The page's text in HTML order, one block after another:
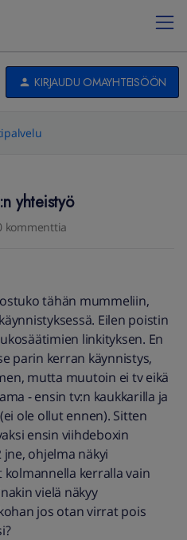
KIRJAUDU OMAYHTEISÖÖN
yhteistyö
kommenttia
tähän mummeliin,
Eilen poistin
linkityksen. En
parin kerran käynnistys,
mutta muutoin ei tv eikä
- ensin tv:n kaukkarilla ja
ole ollut ennen). Sitten
ensin viihdeboxin
ohjelma näkyi
kerralla vain
vielä näkyy
jos otan virrat pois